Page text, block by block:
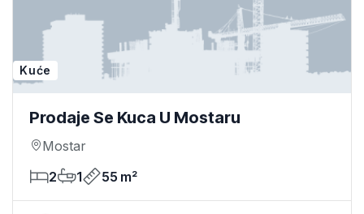
Kuće
Prodaje Se Kuca U Mostaru
Mostar
2
1 55 m²